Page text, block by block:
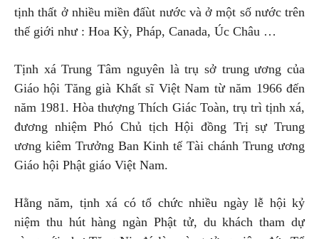
tịnh thất ở nhiều miền đấùt nước và ở một số nước trên
thế giới như : Hoa Kỳ, Pháp, Canada, Úc Châu …
Tịnh xá Trung Tâm nguyên là trụ sở trung ương của
Giáo hội Tăng già Khất sĩ Việt Nam từ năm 1966 đến
năm 1981. Hòa thượng Thích Giác Toàn, trụ trì tịnh xá,
đương nhiệm Phó Chủ tịch Hội đồng Trị sự Trung
ương kiêm Trưởng Ban Kinh tế Tài chánh Trung ương
Giáo hội Phật giáo Việt Nam.
Hằng năm, tịnh xá có tổ chức nhiều ngày lễ hội kỷ
niệm thu hút hàng ngàn Phật tử, du khách tham dự